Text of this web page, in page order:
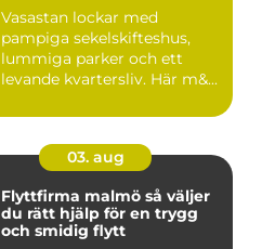
Vasastan lockar med
pampiga sekelskifteshus,
lummiga parker och ett
levande kvartersliv. Här m&...
03. aug
Flyttfirma malmö så väljer
du rätt hjälp för en trygg
och smidig flytt